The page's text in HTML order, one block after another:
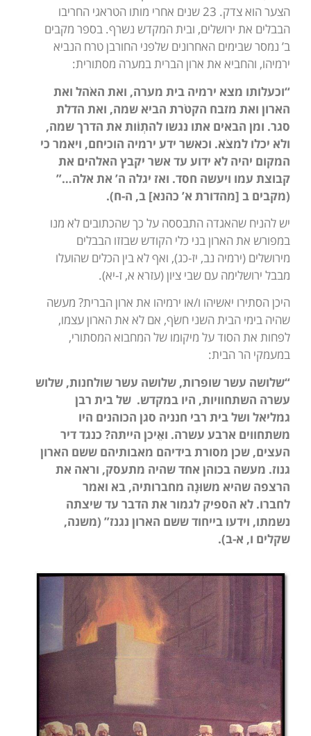
הצער הוא צדק. 23 שנים אחרי מותו הטראגי החריבו
הבבלים את ירושלים, ובית המקדש נשרף. בספר מקבים
ב’ נמסר שבימים האחרונים שלפני החורבן טרח הנביא
ירמיהו, והחביא את ארון הברית במערה מסתורית:
“וכעלותו מצא ירמיה בית מערה, ואת האֹהל ואת
הארון ואת מזבח הקטֹרת הביא שמה, ואת הדלת
סגר. ומן הבאים אתו נגשו להתְוֹות את הדרך שמה,
ולא יכלו למצֹא. וכאשר ידע ירמיה הוכיחם, ויאמר כי
המקום יהיה לא ידוע עד אשר יקבץ האלהים את
קבוצת עמו ויעשה חסד. ואז יגלה ה’ את אלה…”
(מקבים ב [מהדורת א’ כהנא] ב, ה-ח).
יש להניח שהאגדה התבססה על כך שהכתובים לא מנו
במפורש את הארון בני כלי הקודש שבזזו הבבלים
מירושלים (ירמיה נב, יז-כג), ואף לא בין הכלים שהועלו
מבבל ירושלימה עם שבי ציון (עזרא א, ז-יא).
היכן הסתירו יאשיהו ו/או ירמיהו את ארון הברית? מעשה
שהיה בימי הבית השני חשׂף, אם לא את הארון עצמו,
לפחות את הסוד על מיקומו של המחבוא המסתורי,
במעמקי הר הבית:
“שלושה עשר שופרות, שלושה עשר שולחנות, שלוש
עשרה השתחוויות, היו במקדש. של בית רבן
גמליאל ושל בית רבי חנניה סגן הכוהנים היו
משתחווים ארבע עשרה. ואֵיכן הייתה? כנגד דיר
העצים, שכן מסורת בידיהם מאבותיהם ששם הארון
גנוז. מעשה בכוהן אחד שהיה מתעסק, וראה את
הרצפה שהיא משוּנָה מחברותיה, בא ואמר
לחברו. לא הספיק לגמור את הדבר עד שיצתה
נשמתו, וידעו בייחוד ששם הארון נגנז” (משנה,
שקלים ו, א-ב).